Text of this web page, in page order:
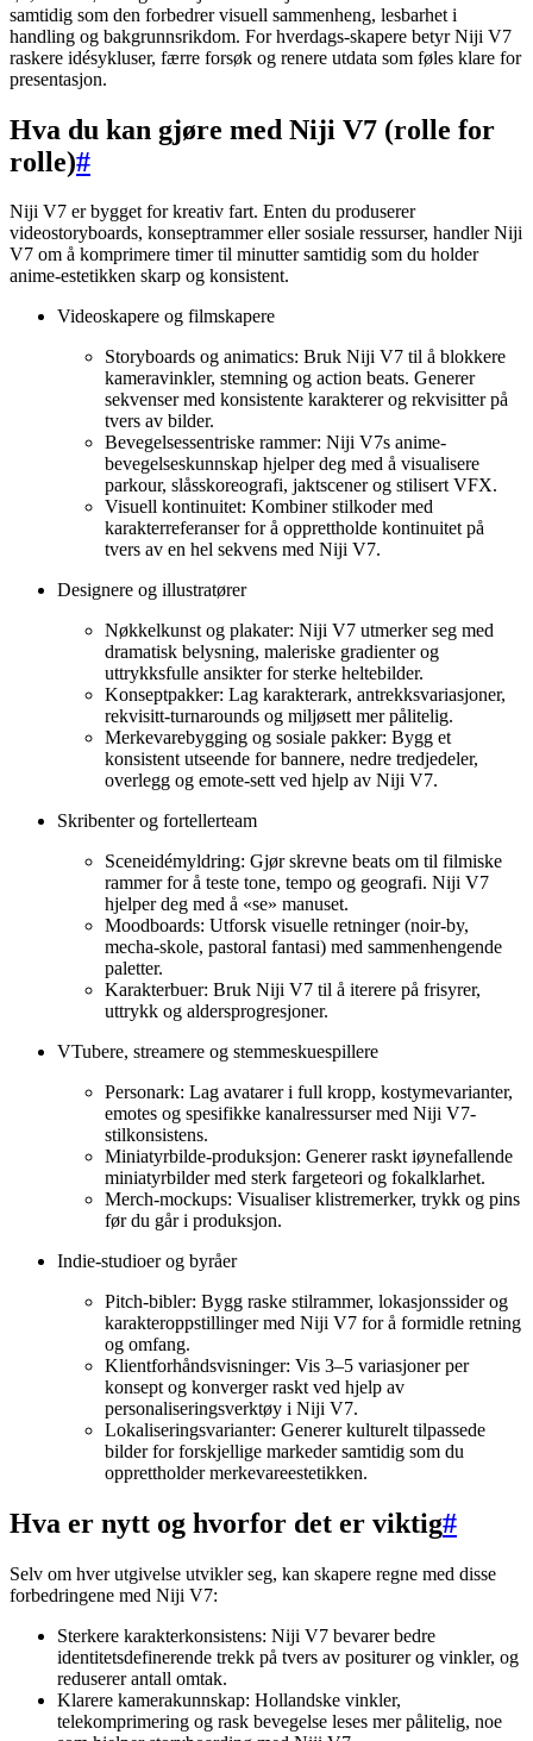
samtidig som den forbedrer visuell sammenheng, lesbarhet i
handling og bakgrunnsrikdom. For hverdags-skapere betyr Niji V7
raskere idésykluser, færre forsøk og renere utdata som føles klare for
presentasjon.
Hva du kan gjøre med Niji V7 (rolle for
rolle)#
Niji V7 er bygget for kreativ fart. Enten du produserer
videostoryboards, konseptrammer eller sosiale ressurser, handler Niji
V7 om å komprimere timer til minutter samtidig som du holder
anime-estetikken skarp og konsistent.
Videoskapere og filmskapere
Storyboards og animatics: Bruk Niji V7 til å blokkere
kameravinkler, stemning og action beats. Generer
sekvenser med konsistente karakterer og rekvisitter på
tvers av bilder.
Bevegelsessentriske rammer: Niji V7s anime-
bevegelseskunnskap hjelper deg med å visualisere
parkour, slåsskoreografi, jaktscener og stilisert VFX.
Visuell kontinuitet: Kombiner stilkoder med
karakterreferanser for å opprettholde kontinuitet på
tvers av en hel sekvens med Niji V7.
Designere og illustratører
Nøkkelkunst og plakater: Niji V7 utmerker seg med
dramatisk belysning, maleriske gradienter og
uttrykksfulle ansikter for sterke heltebilder.
Konseptpakker: Lag karakterark, antrekksvariasjoner,
rekvisitt-turnarounds og miljøsett mer pålitelig.
Merkevarebygging og sosiale pakker: Bygg et
konsistent utseende for bannere, nedre tredjedeler,
overlegg og emote-sett ved hjelp av Niji V7.
Skribenter og fortellerteam
Sceneidémyldring: Gjør skrevne beats om til filmiske
rammer for å teste tone, tempo og geografi. Niji V7
hjelper deg med å «se» manuset.
Moodboards: Utforsk visuelle retninger (noir-by,
mecha-skole, pastoral fantasi) med sammenhengende
paletter.
Karakterbuer: Bruk Niji V7 til å iterere på frisyrer,
uttrykk og aldersprogresjoner.
VTubere, streamere og stemmeskuespillere
Personark: Lag avatarer i full kropp, kostymevarianter,
emotes og spesifikke kanalressurser med Niji V7-
stilkonsistens.
Miniatyrbilde-produksjon: Generer raskt iøynefallende
miniatyrbilder med sterk fargeteori og fokalklarhet.
Merch-mockups: Visualiser klistremerker, trykk og pins
før du går i produksjon.
Indie-studioer og byråer
Pitch-bibler: Bygg raske stilrammer, lokasjonssider og
karakteroppstillinger med Niji V7 for å formidle retning
og omfang.
Klientforhåndsvisninger: Vis 3–5 variasjoner per
konsept og konverger raskt ved hjelp av
personaliseringsverktøy i Niji V7.
Lokaliseringsvarianter: Generer kulturelt tilpassede
bilder for forskjellige markeder samtidig som du
opprettholder merkevareestetikken.
Hva er nytt og hvorfor det er viktig#
Selv om hver utgivelse utvikler seg, kan skapere regne med disse
forbedringene med Niji V7:
Sterkere karakterkonsistens: Niji V7 bevarer bedre
identitetsdefinerende trekk på tvers av positurer og vinkler, og
reduserer antall omtak.
Klarere kamerakunnskap: Hollandske vinkler,
telekomprimering og rask bevegelse leses mer pålitelig, noe